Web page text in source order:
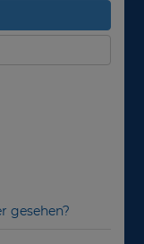
gesehen?